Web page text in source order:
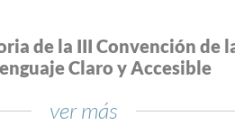
de la III Convención de
Claro y Accesible
ver más